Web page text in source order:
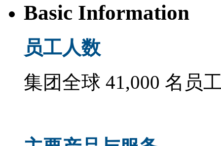
Basic Information
员工人数
集团全球 41,000 名员